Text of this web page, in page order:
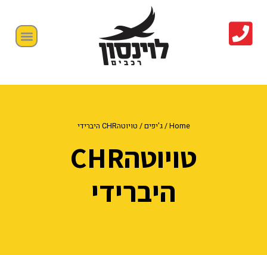
Home
/ג'יפים/ טויוטהCHR היברידי
טויוטהCHR
היברידי